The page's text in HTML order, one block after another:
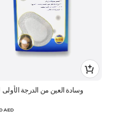
وسادة العين من الدرجة الأولى
0 AED